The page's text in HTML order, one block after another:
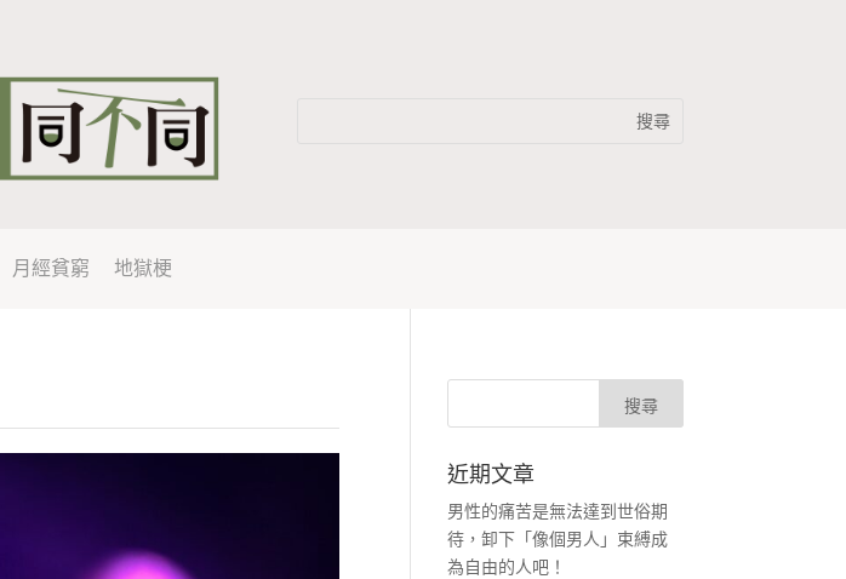
月經貧窮 地獄梗
近期文章
男性的痛苦是無法達到世俗期
待，卸下「像個男人」束縛成
為自由的人吧！